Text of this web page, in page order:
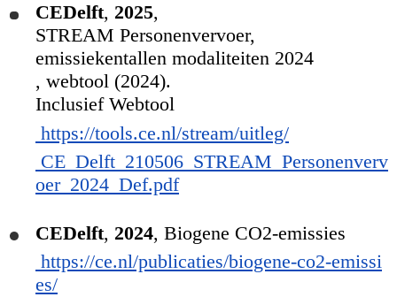
CEDelft, 2025,
STREAM Personenvervoer,
emissiekentallen modaliteiten 2024
, webtool (2024).
Inclusief Webtool
https://tools.ce.nl/stream/uitleg/
CE_Delft_210506_STREAM_Personenverv
oer_2024_Def.pdf
CEDelft, 2024, Biogene CO2-emissies
https://ce.nl/publicaties/biogene-co2-emissi
es/